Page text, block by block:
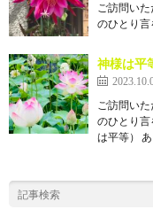
ご訪問い
のひとり言
神様は平
ご訪問い
のひとり
は平等）